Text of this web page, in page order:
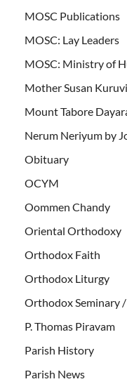
MOSC Publications
MOSC: Lay Leaders
MOSC: Ministry of
Mother Susan
Mount Tabore
Nerum Neriyum by
Obituary
OCYM
Oommen Chandy
Oriental Orthodoxy
Orthodox Faith
Orthodox Liturgy
Orthodox Seminary
P. Thomas Piravam
Parish History
Parish News